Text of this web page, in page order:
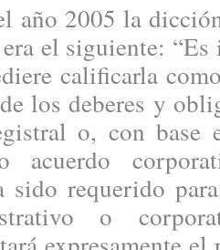
2005 la dicción
el siguiente:
calificarla
los deberes y
o, con base
acuerdo
sido requerido
o